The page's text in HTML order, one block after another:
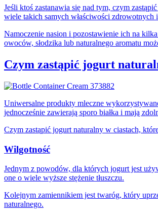
Jeśli ktoś zastanawia się nad tym, czym
wiele takich samych właściwości zdrowotnych
Namoczenie nasion i pozostawienie ich na
owoców, słodzika lub naturalnego aromatu
Czym zastąpić jogurt
Uniwersalne produkty mleczne
jednocześnie zawierają sporo białka i mają
Czym zastąpić jogurt naturalny w ciastach,
Wilgotność
Jednym z powodów, dla których jogurt jest
one o wiele wyższe stężenie tłuszczu.
Kolejnym zamiennikiem jest twaróg, który
naturalnego.